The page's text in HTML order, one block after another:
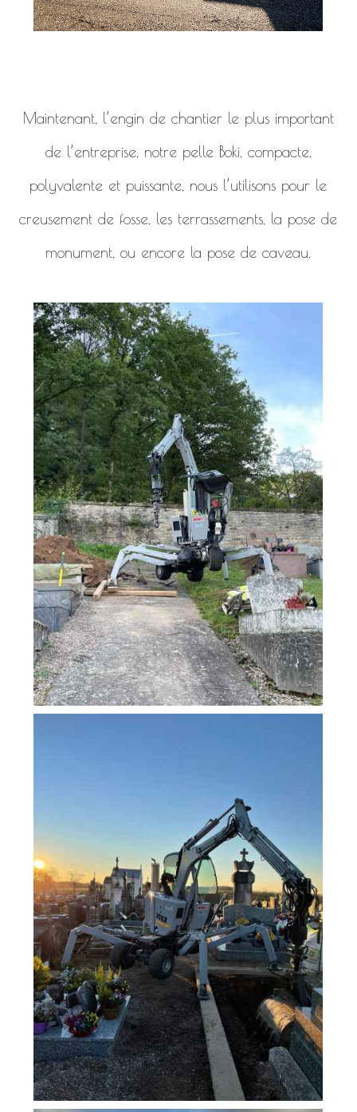
Maintenant, l’engin de chantier le plus important
de l’entreprise, notre pelle Boki, compacte,
polyvalente et puissante, nous l’utilisons pour le
creusement de fosse, les terrassements, la pose de
monument, ou encore la pose de caveau.